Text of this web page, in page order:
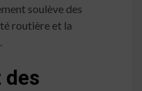
soulève des
routière et la
des